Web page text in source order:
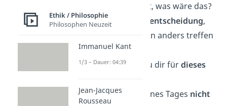
könntest, was wäre das?
Gibt es eine
Lebensentscheidung,
die du im Nachhinein anders treffen
würdest?
Welches Ziel hast du dir fürdieses
Was möchtest du eines Tages nicht
Ethik / Philosophie
Philosophen Neuzeit
Immanuel Kant
1/3 – Dauer: 04:39
Jean-Jacques
Rousseau